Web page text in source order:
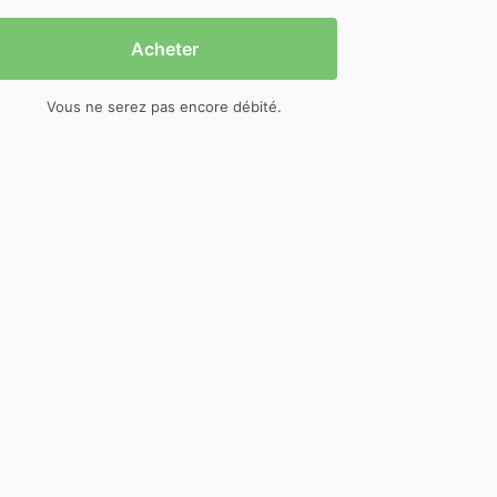
Acheter
Vous ne serez pas encore débité.